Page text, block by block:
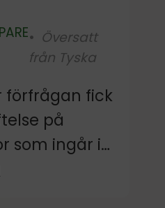
lämna
enda
av de
är
vore trevligt
Men annars
Översatt
från Tyska
förfrågan fick
på
som ingår i
de som